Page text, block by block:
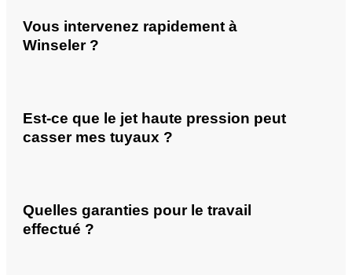
Vous intervenez rapidement à
Winseler ?
Est-ce que le jet haute pression peut
casser mes tuyaux ?
Quelles garanties pour le travail
effectué ?